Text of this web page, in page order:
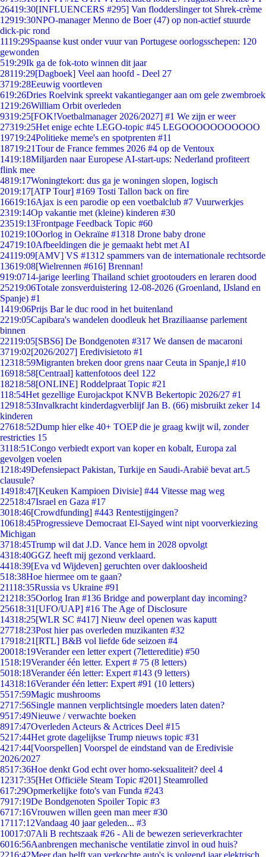
26419:30[INFLUENCERS #295] Van flodderslinger tot Shrek-crème
12919:30NPO-manager Menno de Boer (47) op non-actief stuurde
dick-pic rond
1119:29Spaanse kust onder vuur van Portugese oorlogsschepen: 120
gewonden
519:29Ik ga de fok-toto winnen dit jaar
28119:29[Dagboek] Veel aan hoofd - Deel 27
3719:28Eeuwig voortleven
619:26Dries Roelvink spreekt vakantieganger aan om gele zwembroek
1219:26William Orbit overleden
9319:25[FOK!Voetbalmanager 2026/2027] #1 We zijn er weer
27319:25Het enige echte LEGO-topic #45 LEGOOOOOOOOOOO
19719:24Politieke meme's en spotprenten #11
18719:21Tour de France femmes 2026 #4 op de Ventoux
1419:18Miljarden naar Europese AI-start-ups: Nederland profiteert
flink mee
4819:17Woningtekort: dus ga je woningen slopen, logisch
2019:17[ATP Tour] #169 Tosti Tallon back on fire
16619:16Ajax is een parodie op een voetbalclub #7 Vuurwerkjes
2319:14Op vakantie met (kleine) kinderen #30
23519:13Frontpage Feedback Topic #60
10219:10Oorlog in Oekraïne #1318 Drone baby drone
24719:10Afbeeldingen die je gemaakt hebt met AI
24119:09[AMV] VS #1312 spammers van de internationale rechtsorde
13619:08[Wielrennen #616] Brennan!
919:0714-jarige leerling Thailand schiet grootouders en leraren dood
25219:06Totale zonsverduistering 12-08-2026 (Groenland, IJsland en
Spanje) #1
1419:06Prijs Bar le duc rood in het buitenland
2219:05Capibara's wandelen doodleuk het Braziliaanse parlement
binnen
22119:05[SBS6] De Bondgenoten #317 We dansen de macaroni
3719:02[2026/2027] Eredivisietoto #1
12318:59Migranten breken door grens naar Ceuta in Spanje,l #10
16918:58[Centraal] kattenfotoos deel 122
18218:58[ONLINE] Roddelpraat Topic #21
118:54Het gezellige Eurojackpot KNVB Bekertopic 2026/27 #1
12918:53Invalkracht kinderdagverblijf Jan B. (66) misbruikt zeker 14
kinderen
27618:52Dump hier elke 40+ TOEP die je graag kwijt wil, zonder
restricties 15
3118:51Congo verbiedt export van koper en kobalt, Europa zal
gevolgen voelen
1218:49Defensiepact Pakistan, Turkije en Saudi-Arabië bevat art.5
clausule?
14918:47[Keuken Kampioen Divisie] #44 Vitesse mag weg
22518:47Israel en Gaza #17
3018:46[Crowdfunding] #443 Rentestijgingen?
10618:45Progressieve Democraat El-Sayed wint nipt voorverkiezing
Michigan
3718:45Trump wil dat J.D. Vance hem in 2028 opvolgt
4318:40GGZ heeft mij gezond verklaard.
4418:39[Eva vd Wijdeven] geruchten over dakloosheid
518:38Hoe hiermee om te gaan?
21118:35Russia vs Ukraine #91
21218:35Oorlog Iran #136 Bridge and powerplant day incoming?
25618:31 [UFO/UAP] #16 The Age of Disclosure
14318:25[WLR SC #417] Nieuw deel openen was kaputt
27718:23Post hier pas overleden muzikanten #32
17918:21 [RTL] B&B vol liefde 6de seizoen #4
20018:19Verander een letter expert (7lettereditie) #50
1518:19Verander één letter. Expert # 75 (8 letters)
5018:18Verander één letter: Expert #143 (9 letters)
14318:16Verander één letter: Expert #91 (10 letters)
5517:59Magic mushrooms
2717:56Single mannen verplichtsingle moeders laten daten?
9517:49Nieuwe / verwachte boeken
8917:47Overleden Acteurs & Actrices Deel #15
5217:44Het grote dagelijkse Trump nieuws topic #31
4217:44[Voorspellen] Voorspel de eindstand van de Eredivisie
2026/2027
8517:36Hoe denkt God echt over homo-seksualiteit? deel 4
12317:35[Het Officiële Steam Topic #201] Steamrolled
617:29Opmerkelijke foto's van Funda #243
7917:19De Bondgenoten Spoiler Topic #3
6717:16Vrouwen willen geen man meer #30
17117:12Vandaag 40 jaar geleden... #3
10017:07Ali B rechtszaak #26 - Ali de bewezen serieverkrachter
6016:56Aanbrengen mechanische ventilatie zinvol in oud huis?
2216:42Meer dan helft van verkochte auto's is volgend jaar elektrisch